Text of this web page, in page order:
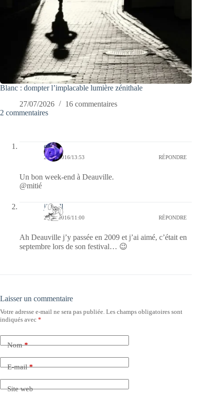
Blanc : dompter l’implacable lumière zénithale
27/07/2026
16 commentaires
2 commentaires
covix
29/10/2016/13:53 RÉPONDRE
Un bon week-end à Deauville.
@mitié
jill bill
29/10/2016/11:00 RÉPONDRE
Ah Deauville j’y passée en 2009 et j’ai aimé, c’était en
septembre lors de son festival… 😉
Laisser un commentaire
Votre adresse e-mail ne sera pas publiée. Les champs obligatoires sont
indiqués avec *
Nom*
E-mail*
Site web